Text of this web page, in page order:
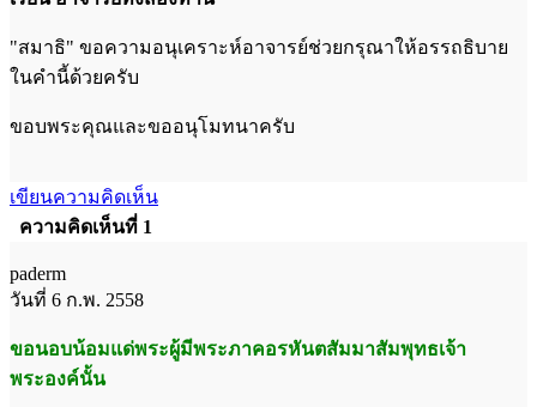
"สมาธิ" ขอความอนุเคราะห์อาจารย์ช่วยกรุณาให้อรรถธิบาย
ในคำนี้ด้วยครับ
ขอบพระคุณและขออนุโมทนาครับ
เขียนความคิดเห็น
ความคิดเห็นที่ 1
paderm
วันที่ 6 ก.พ. 2558
ขอนอบน้อมแด่พระผู้มีพระภาคอรหันตสัมมาสัมพุทธเจ้า
พระองค์นั้น